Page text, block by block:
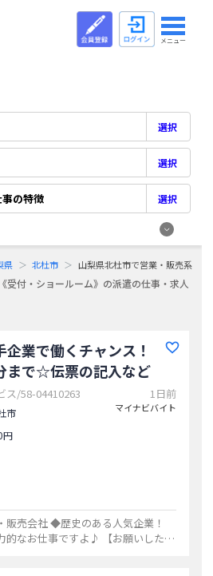
メニュー
選択
選択
の特徴 選択
県 北杜市 山梨県北杜市で営業・販売系《
受付・ショールーム》の派遣の仕事・求人
企業で働くチャンス！
まで☆伝票の記入など
ス/58-04410263
市
円
1日前
マイナビバイト
売会社 ◆歴史のある人気企業！
的なお仕事ですよ♪ 【お願いしたい